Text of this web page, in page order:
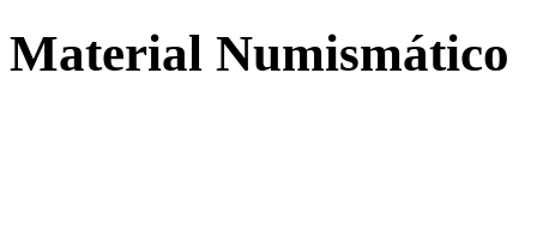
Material Numismático